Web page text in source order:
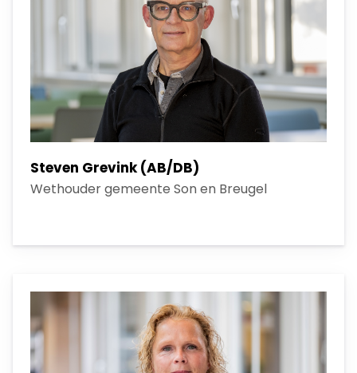
Steven Grevink (AB/DB)
Wethouder gemeente Son en Breugel